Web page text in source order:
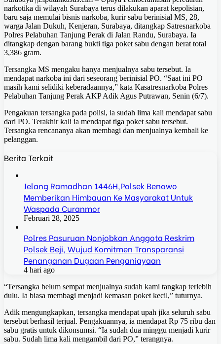
narkotika di wilayah Surabaya terus dilakukan aparat kepolisian,
baru saja memulai bisnis narkoba, kurir sabu berinisial MS, 28,
warga Jalan Dukuh, Kenjeran, Surabaya, ditangkap Satresnarkoba
Polres Pelabuhan Tanjung Perak di Jalan Randu, Surabaya. Ia
ditangkap dengan barang bukti tiga poket sabu dengan berat total
3,386 gram.
Tersangka MS mengaku hanya menjualnya sabu tersebut. Ia
mendapat narkoba ini dari seseorang berinisial PO. “Saat ini PO
masih kami selidiki keberadaannya,” kata Kasatresnarkoba Polres
Pelabuhan Tanjung Perak AKP Adik Agus Putrawan, Senin (6/7).
Pengakuan tersangka pada polisi, ia sudah lima kali mendapat sabu
dari PO. Terakhir kali ia mendapat tiga poket sabu tersebut.
Tersangka rencananya akan membagi dan menjualnya kembali ke
pelanggan.
Berita Terkait
Jelang Ramadhan 1446H,Polsek Benowo
Memberikan Himbauan Ke Masyarakat Untuk
Waspada Curanmor
Februari 28, 2025
Polres Pasuruan Nonjobkan Anggota Reskrim
Polsek Beji, Wujud Komitmen Transparansi
Penanganan Dugaan Penganiayaan
4 hari ago
“Tersangka belum sempat menjualnya sudah kami tangkap terlebih
dulu. Ia biasa membagi menjadi kemasan poket kecil,” tuturnya.
Adik mengungkapkan, tersangka mendapat upah jika seluruh sabu
tersebut berhasil terjual. Pengakuannya, ia mendapat Rp 75 ribu dan
sabu gratis untuk dikonsumsi. “Ia sudah dua minggu menjadi kurir
sabu. Sudah lima kali mengambil dari PO,” terangnya.